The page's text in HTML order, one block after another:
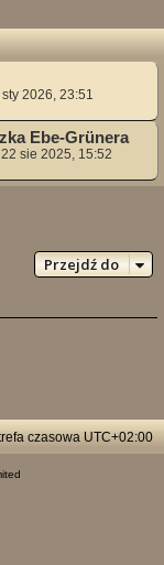
2026, 23:51
Ebe-Grünera
22 sie 2025, 15:52
Przejdź do
czasowa UTC+02:00